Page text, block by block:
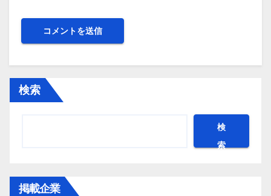
検索
検
索
掲載企業